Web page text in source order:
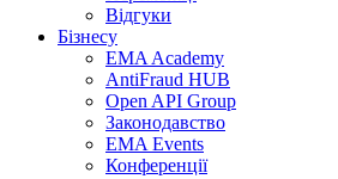
Відгуки
Бізнесу
EMA Academy
AntiFraud HUB
Open API Group
Законодавство
EMA Events
Конференції